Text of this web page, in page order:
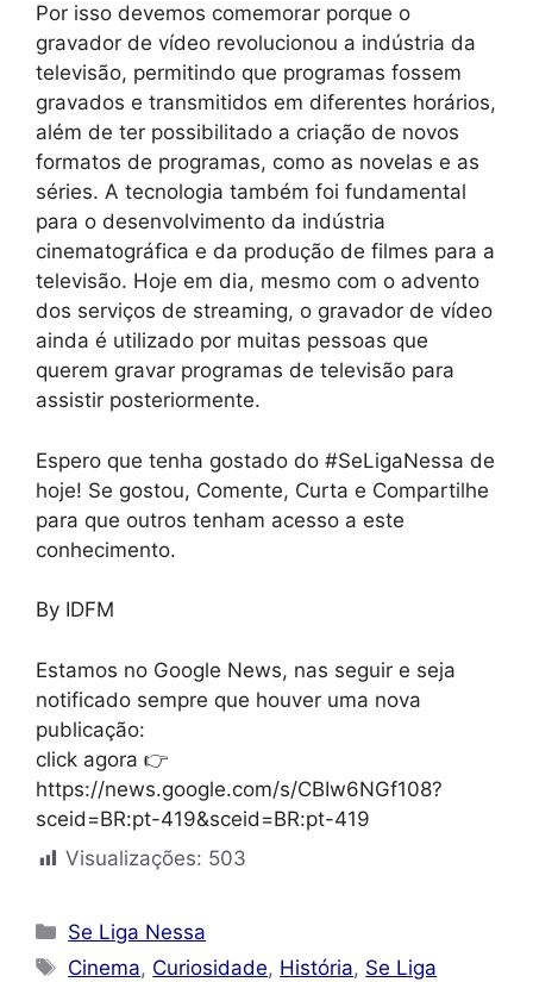
Por isso devemos comemorar porque o
gravador de vídeo revolucionou a indústria da
televisão, permitindo que programas fossem
gravados e transmitidos em diferentes horários,
além de ter possibilitado a criação de novos
formatos de programas, como as novelas e as
séries. A tecnologia também foi fundamental
para o desenvolvimento da indústria
cinematográfica e da produção de filmes para a
televisão. Hoje em dia, mesmo com o advento
dos serviços de streaming, o gravador de vídeo
ainda é utilizado por muitas pessoas que
querem gravar programas de televisão para
assistir posteriormente.
Espero que tenha gostado do #SeLigaNessa de
hoje! Se gostou, Comente, Curta e Compartilhe
para que outros tenham acesso a este
conhecimento.
By IDFM
Estamos no Google News, nas seguir e seja
notificado sempre que houver uma nova
publicação:
click agora 👉
https://news.google.com/s/CBIw6NGf108?
sceid=BR:pt-419&sceid=BR:pt-419
Visualizações: 503
Categorias
Se Liga Nessa
Tags
Cinema, Curiosidade, História, Se Liga